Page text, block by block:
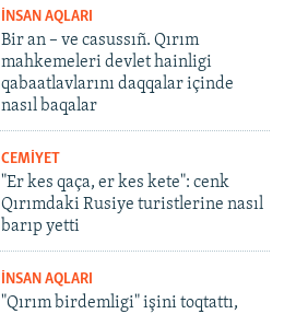
İNSAN AQLARI
Bir an – ve casussıñ. Qırım
mahkemeleri devlet hainligi
qabaatlavlarını daqqalar içinde
nasıl baqalar
CEMİYET
"Er kes qaça, er kes kete": cenk
Qırımdaki Rusiye turistlerine nasıl
barıp yetti
İNSAN AQLARI
"Qırım birdemligi" işini toqtattı,